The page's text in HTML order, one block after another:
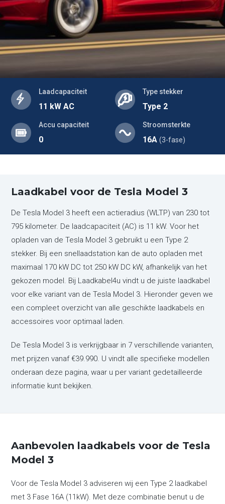
Laadcapaciteit
11 kW AC
Type stekker
Type 2
Accu capaciteit
0
Stroomsterkte
16A (3-fase)
Laadkabel voor de Tesla Model 3
De Tesla Model 3 heeft een actieradius (WLTP) van 230 tot
795 kilometer. De laadcapaciteit (AC) is 11 kW. Voor het
opladen van de Tesla Model 3 gebruikt u een Type 2
stekker. Bij een snellaadstation kan de auto opladen met
maximaal 170 kW DC tot 250 kW DC kW, afhankelijk van het
gekozen model. Bij Laadkabel4u vindt u de juiste laadkabel
voor elke variant van de Tesla Model 3. Hieronder geven we
een compleet overzicht van alle geschikte laadkabels en
accessoires voor optimaal laden.
De Tesla Model 3 is verkrijgbaar in 7 verschillende varianten,
met prijzen vanaf €39.990. U vindt alle specifieke modellen
onderaan deze pagina, waar u per variant gedetailleerde
informatie kunt bekijken.
Aanbevolen laadkabels voor de Tesla
Model 3
Voor de Tesla Model 3 adviseren wij een Type 2 laadkabel
met 3 Fase 16A (11kW). Met deze combinatie benut u de